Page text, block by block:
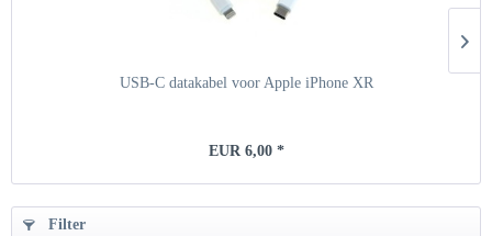
USB-C datakabel voor Apple iPhone XR
EUR 6,00 *
Filter